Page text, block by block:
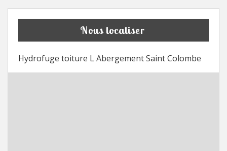
Nous localiser
Hydrofuge toiture L Abergement Saint Colombe